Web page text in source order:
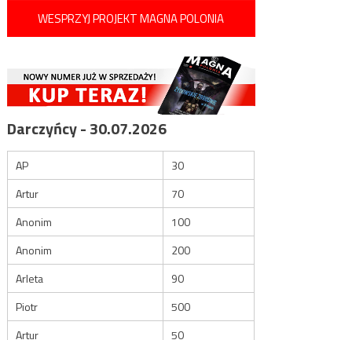
WESPRZYJ PROJEKT MAGNA POLONIA
Darczyńcy - 30.07.2026
AP
30
Artur
70
Anonim
100
Anonim
200
Arleta
90
Piotr
500
Artur
50